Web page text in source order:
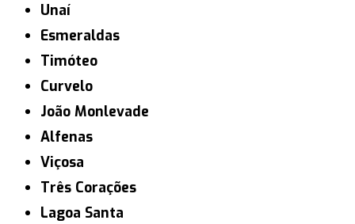
Unaí
Esmeraldas
Timóteo
Curvelo
João Monlevade
Alfenas
Viçosa
Três Corações
Lagoa Santa